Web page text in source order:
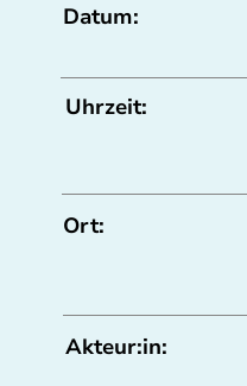
Datum:
Uhrzeit:
Ort:
Akteur:in: